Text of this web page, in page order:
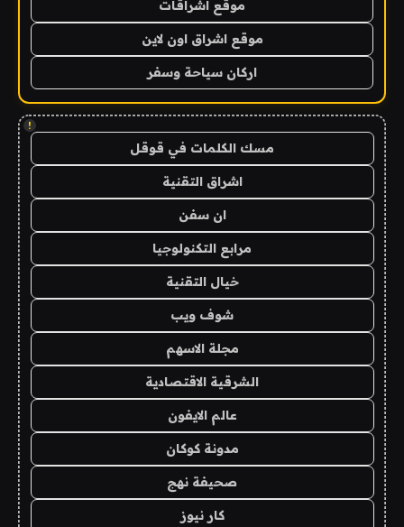
موقع اشراقات
موقع اشراق اون لاين
اركان سياحة وسفر
!
مسك الكلمات في قوقل
اشراق التقنية
ان سفن
مرابع التكنولوجيا
خيال التقنية
شوف ويب
مجلة الاسهم
الشرقية الاقتصادية
عالم الايفون
مدونة كوكان
صحيفة نهج
كار نيوز